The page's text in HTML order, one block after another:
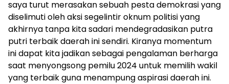
saya turut merasakan sebuah pesta demokrasi yang
diselimuti oleh aksi segelintir oknum politisi yang
akhirnya tanpa kita sadari mendegradasikan putra
putri terbaik daerah ini sendiri. Kiranya momentum
ini dapat kita jadikan sebagai pengalaman berharga
saat menyongsong pemilu 2024 untuk memilih wakil
yang terbaik guna menampung aspirasi daerah ini.